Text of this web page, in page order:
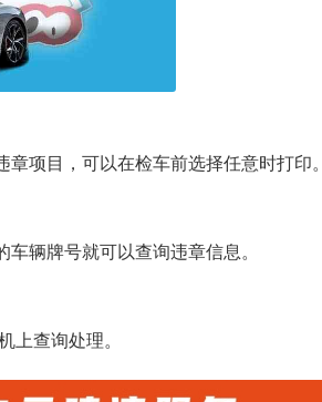
项目，可以在检车前选择任意时打印。
辆牌号就可以查询违章信息。
上查询处理。